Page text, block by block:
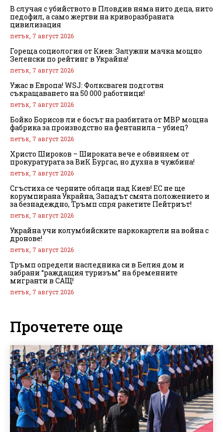
В случая с убийството в Пловдив няма нито деца, нито
педофил, а само жертви на криворазбраната
цивилизация
петък, 7 август 2026
Гореща социология от Киев: Залужни мачка мощно
Зеленски по рейтинг в Украйна!
петък, 7 август 2026
Ужас в Европа! WSJ: Фолксваген подготвя
съкращаването на 50 000 работници!
петък, 7 август 2026
Бойко Борисов ли е босът на разбитата от МВР мощна
фабрика за производство на фентанила – убиец?
петък, 7 август 2026
Христо Широков – Широката вече е обвиняем от
прокуратурата за ВиК Бургас, но духна в чужбина!
петък, 7 август 2026
Сгъстиха се черните облаци над Киев! ЕС не ще
корумпирана Украйна, Западът смята положението и
за безнадеждно, Тръмп спря ракетите Пейтриът!
петък, 7 август 2026
Украйна учи колумбийските наркокартели на война с
дронове!
петък, 7 август 2026
Тръмп определи наследника си в Белия дом и
забрани “раждащия туризъм” на бременните
мигранти в САЩ!
петък, 7 август 2026
Прочетете още